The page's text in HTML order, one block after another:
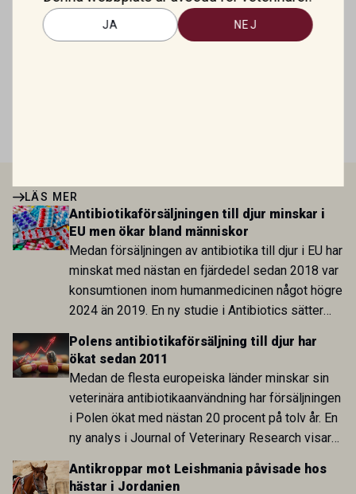
Antibiotikaförsäljningen till djur
minskar i EU men ökar bland
LÄS MER
Antibiotikaförsäljningen till djur minskar i
EU men ökar bland människor
Medan försäljningen av antibiotika till djur i EU har
minskat med nästan en fjärdedel sedan 2018 var
konsumtionen inom humanmedicinen något högre
2024 än 2019. En ny studie i Antibiotics sätter
utvecklingen inom de båda sektorerna sida vid
sida och pekar på en obalans i EU:s One Health-
arbete.
Polens antibiotikaförsäljning till djur har
ökat sedan 2011
Medan de flesta europeiska länder minskar sin
veterinära antibiotikaanvändning har försäljningen
i Polen ökat med nästan 20 procent på tolv år. En
ny analys i Journal of Veterinary Research visar
att skillnaden mot lågförbrukarländer som
Sverige är fortsatt stor.
Antikroppar mot Leishmania påvisade hos
hästar i Jordanien
JA NEJ